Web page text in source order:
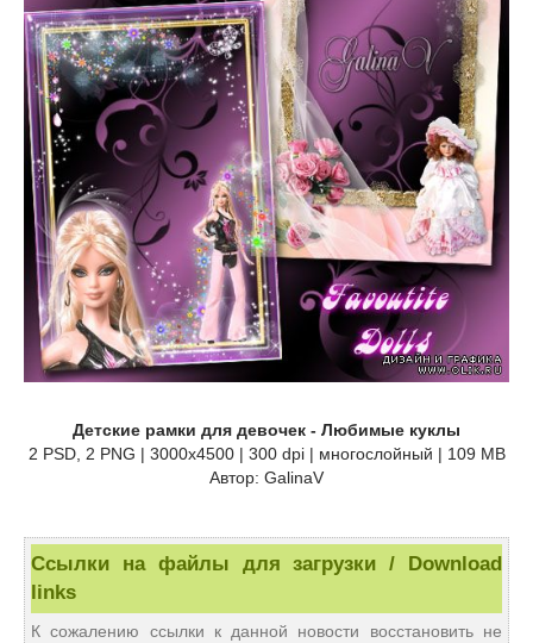
Детские рамки для девочек - Любимые куклы
2 PSD, 2 PNG | 3000x4500 | 300 dpi | многослойный | 109 MB
Автор: GalinaV
Ссылки на файлы для загрузки / Download
links
К сожалению ссылки к данной новости восстановить не